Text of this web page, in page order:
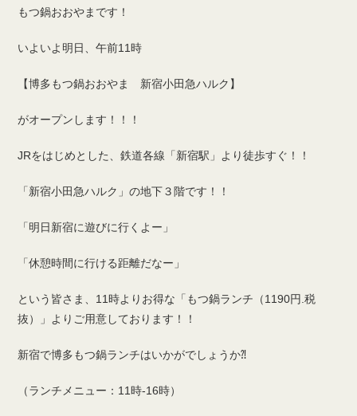
もつ鍋おおやまです！
いよいよ明日、午前11時
【博多もつ鍋おおやま 新宿小田急ハルク】
がオープンします！！！
JRをはじめとした、鉄道各線「新宿駅」より徒歩すぐ！！
「新宿小田急ハルク」の地下３階です！！
「明日新宿に遊びに行くよー」
「休憩時間に行ける距離だなー」
という皆さま、11時よりお得な「もつ鍋ランチ（1190円.税
抜）」よりご用意しております！！
新宿で博多もつ鍋ランチはいかがでしょうか⁈
（ランチメニュー：11時-16時）